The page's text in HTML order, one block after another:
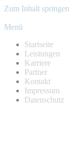
Zum Inhalt springen
Menü
Startseite
Leistungen
Karriere
Partner
Kontakt
Impressum
Datenschutz